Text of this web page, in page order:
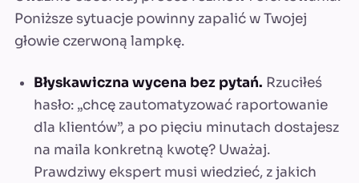
Poniższe sytuacje powinny zapalić w Twojej
głowie czerwoną lampkę.
Błyskawiczna wycena bez pytań. Rzuciłeś
hasło: „chcę zautomatyzować raportowanie
dla klientów”, a po pięciu minutach dostajesz
na maila konkretną kwotę? Uważaj.
Prawdziwy ekspert musi wiedzieć, z jakich